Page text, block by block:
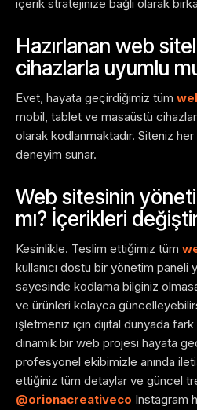
içerik stratejinize bağlı olarak
Hazırlanan web
cihazlarla uyumlu
Evet, hayata geçirdiğimiz tüm
mobil, tablet ve masaüstü
olarak kodlanmaktadır. Siteniz
deneyim sunar.
Web sitesinin
mı? İçerikleri
Kesinlikle. Teslim ettiğimiz tüm
kullanıcı dostu bir yönetim paneli
sayesinde kodlama bilginiz
ve ürünleri kolayca
işletmeniz için dijital dünyada
dinamik bir web projesi hayata
profesyonel ekibimizle anında
ettiğiniz tüm detaylar ve güncel
@orionacreativeco Instagram